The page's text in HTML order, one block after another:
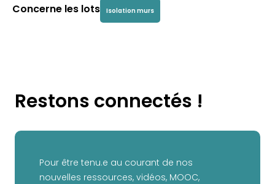
Concerne les lots Isolation murs
Restons connectés !
Pour être tenu.e au courant de nos
nouvelles ressources, vidéos, MOOC,